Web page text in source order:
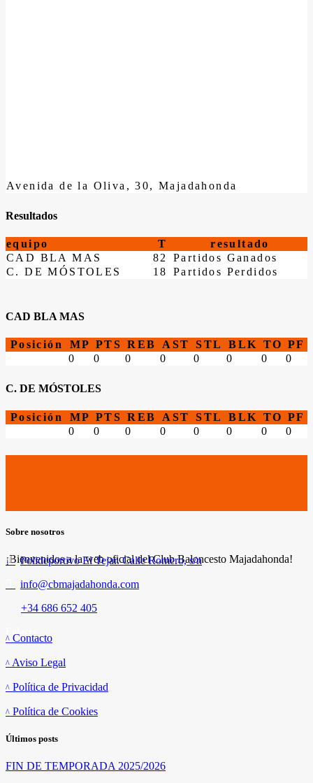
Avenida de la Oliva, 30, Majadahonda
Resultados
equipo T
resultado
CAD BLA MAS
82
Partidos Ganados
C. DE MÓSTOLES
18 Partidos Perdidos
CAD BLA MAS
Posición MP PTS REB AST STL BLK TO PF
0
0 0 0 0 0 0 0
C. DE MÓSTOLES
Posición MP PTS REB AST STL BLK TO PF
0
0 0 0 0 0 0 0
Sobre nosotros
¡Bienvenidos a la web oficial del Club Baloncesto Majadahonda!
Polideportivo El Tejar. Calle Romero, s/n
info@cbmajadahonda.com
+34 686 652 405
Contacto
Aviso Legal
Política de Privacidad
Política de Cookies
Últimos posts
FIN DE TEMPORADA 2025/2026